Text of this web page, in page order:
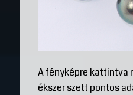
A fényképre kattintva
ékszer szett pontos